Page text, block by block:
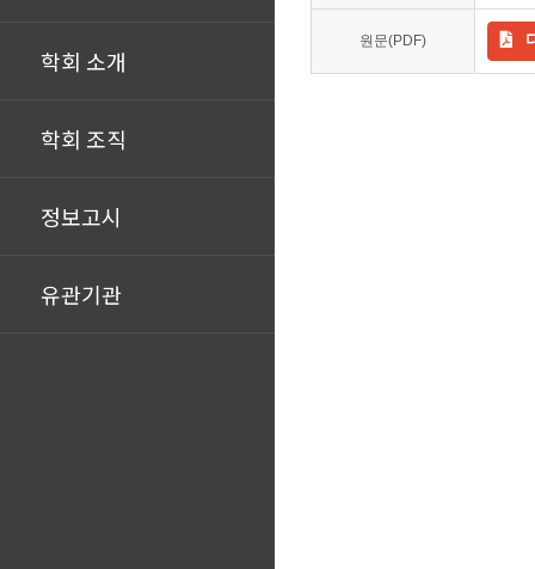
학회 소개
학회 조직
정보고시
유관기관
원문(PDF)